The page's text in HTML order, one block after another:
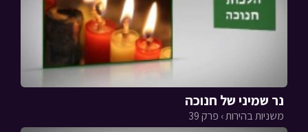
נר שמיני של חנוכה
משניות בהירות › פרק 39